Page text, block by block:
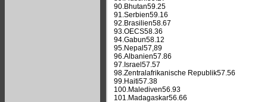
90.Bhutan59.25
91.Serbien59.16
92.Brasilien58.67
93.OECS58.36
94.Gabun58.12
95.Nepal57,89
96.Albanien57.86
97.Israel57.57
98.Zentralafrikanische Republik57.56
99.Haiti57.38
100.Malediven56.93
101.Madagaskar56.66